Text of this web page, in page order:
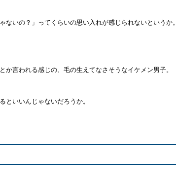
いの？」ってくらいの思い入れが感じられないというか。
言われる感じの、毛の生えてなさそうなイケメン男子。
といいんじゃないだろうか。